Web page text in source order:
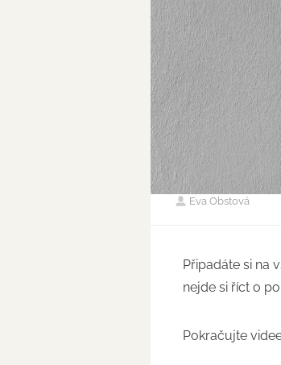
Eva Obstová
Připadáte si na
nejde si říct o
Pokračujte